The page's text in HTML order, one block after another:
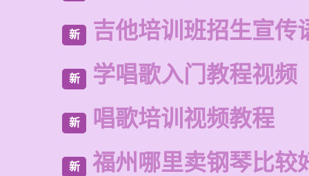
新 吉他培训班招生宣传
新 学唱歌入门教程视频
新 唱歌培训视频教程
新 福州哪里卖钢琴比较